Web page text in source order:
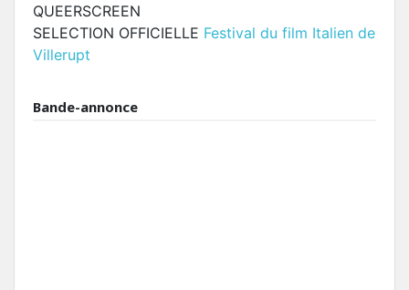
QUEERSCREEN
SELECTION OFFICIELLE Festival du film Italien de
Villerupt
Bande-annonce